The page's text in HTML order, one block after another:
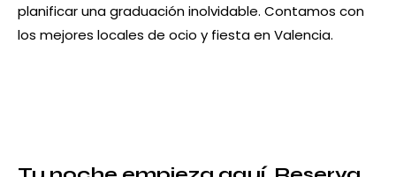
planificar una graduación inolvidable. Contamos con
los mejores locales de ocio y fiesta en Valencia.